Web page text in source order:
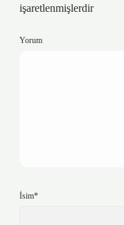
işaretlenmişlerdir
Yorum
İsim*